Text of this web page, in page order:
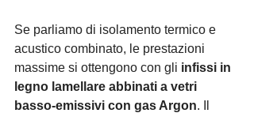
Se parliamo di isolamento termico e
acustico combinato, le prestazioni
massime si ottengono con gli infissi in
legno lamellare abbinati a vetri
basso-emissivi con gas Argon. Il